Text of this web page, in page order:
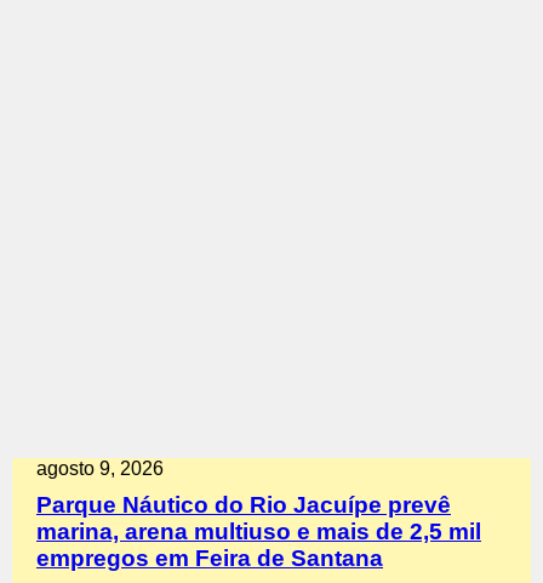
agosto 9, 2026
Parque Náutico do Rio Jacuípe prevê
marina, arena multiuso e mais de 2,5 mil
empregos em Feira de Santana